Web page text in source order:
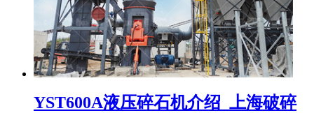
YST600A液压碎石机介绍_上海破碎